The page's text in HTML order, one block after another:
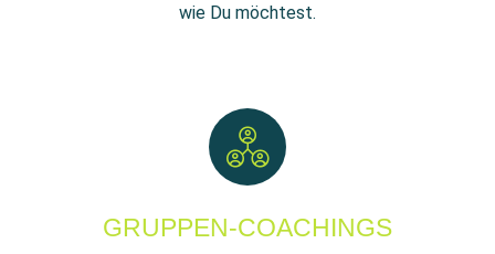
wie Du möchtest.
GRUPPEN-COACHINGS